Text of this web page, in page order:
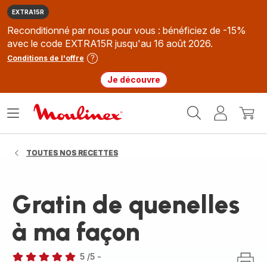
EXTRA15R
Reconditionné par nous pour vous : bénéficiez de -15%
avec le code EXTRA15R jusqu'au 16 août 2026.
Conditions de l'offre
Je découvre
MonMon
Ouvrir
TOUTES NOS RECETTES
Gratin de quenelles
à ma façon
5 /5 -